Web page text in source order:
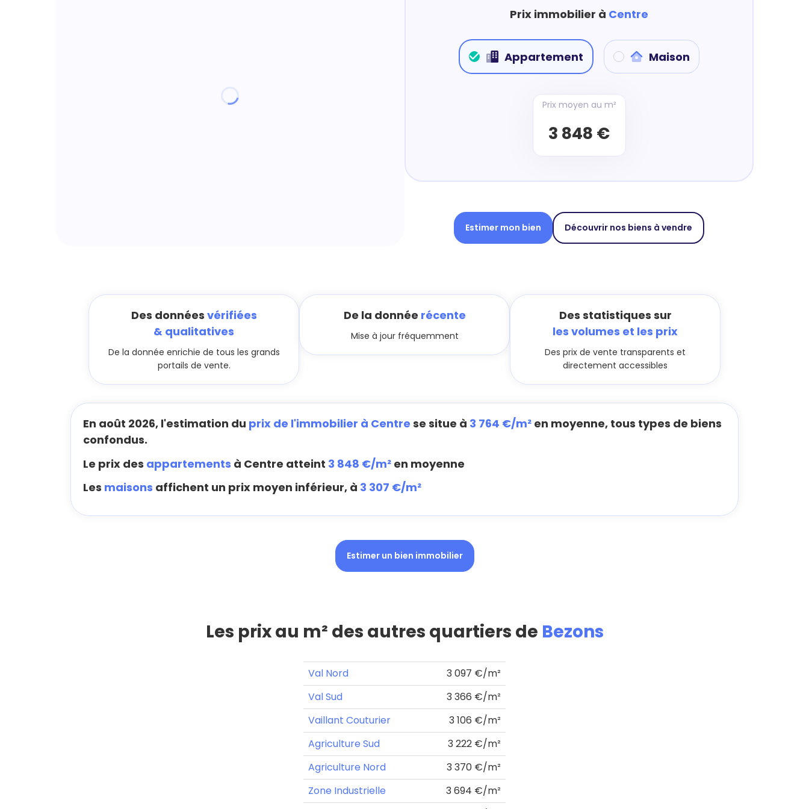
Prix immobilier à Centre
Appartement Maison
Prix moyen au m²
3 848 €
Estimer mon bien Découvrir nos biens à vendre
Des données vérifiées
& qualitatives
De la donnée enrichie de tous les grands
portails de vente.
De la donnée récente
Mise à jour fréquemment
Des statistiques sur
les volumes et les prix
Des prix de vente transparents et
directement accessibles
En août 2026, l'estimation du prix de l'immobilier à Centre se situe à 3 764 €/m² en moyenne, tous types de biens
confondus.
Le prix des appartements à Centre atteint 3 848 €/m² en moyenne
Les maisons affichent un prix moyen inférieur, à 3 307 €/m²
Estimer un bien immobilier
Les prix au m² des autres quartiers de Bezons
Val Nord
3 097 €/m²
Val Sud
3 366 €/m²
Vaillant Couturier
3 106 €/m²
Agriculture Sud
3 222 €/m²
Agriculture Nord
3 370 €/m²
Zone Industrielle
3 694 €/m²